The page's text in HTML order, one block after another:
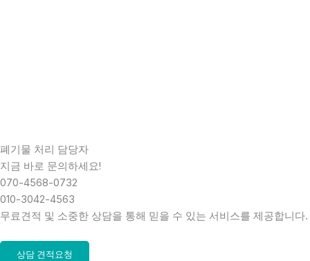
폐기물 처리 담당자
지금 바로 문의하세요!
070-4568-0732
010-3042-4563
무료견적 및 소중한 상담을 통해 믿을 수 있는 서비스를 제공합니다.
상담 견적요청